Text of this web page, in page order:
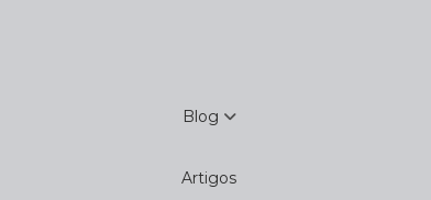
Blog
Artigos